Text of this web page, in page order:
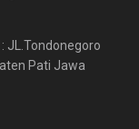
: JL.Tondonegoro
Pati Jawa